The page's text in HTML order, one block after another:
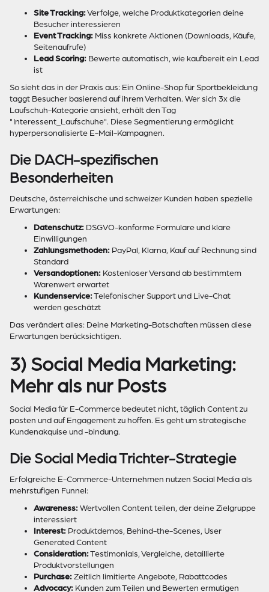
Site Tracking:Verfolge, welche Produktkategorien deine
Besucher interessieren
Event Tracking: Miss konkrete Aktionen (Downloads, Käufe,
Seitenaufrufe)
Lead Scoring: Bewerte automatisch, wie kaufbereit ein Lead
ist
So sieht das in der Praxis aus: Ein Online-Shop für Sportbekleidung
taggt Besucher basierend auf ihrem Verhalten. Wer sich 3x die
Laufschuh-Kategorie ansieht, erhält den Tag
"Interessent_Laufschuhe". Diese Segmentierung ermöglicht
hyperpersonalisierte E-Mail-Kampagnen.
Die DACH-spezifischen
Besonderheiten
Deutsche, österreichische und schweizer Kunden haben spezielle
Erwartungen:
Datenschutz: DSGVO-konforme Formulare und klare
Einwilligungen
Zahlungsmethoden: PayPal, Klarna, Kauf auf Rechnung sind
Standard
Versandoptionen: Kostenloser Versand ab bestimmtem
Warenwert erwartet
Kundenservice:Telefonischer Support und Live-Chat
werden geschätzt
Das verändert alles: Deine Marketing-Botschaften müssen diese
Erwartungen berücksichtigen.
3) Social Media Marketing:
Mehr als nur Posts
Social Media für E-Commerce bedeutet nicht, täglich Content zu
posten und auf Engagement zu hoffen. Es geht um strategische
Kundenakquise und -bindung.
Die Social Media Trichter-Strategie
Erfolgreiche E-Commerce-Unternehmen nutzen Social Media als
mehrstufigen Funnel:
Awareness: Wertvollen Content teilen, der deine Zielgruppe
interessiert
Interest: Produktdemos, Behind-the-Scenes, User
Generated Content
Consideration:Testimonials, Vergleiche, detaillierte
Produktvorstellungen
Purchase: Zeitlich limitierte Angebote, Rabattcodes
Advocacy: Kunden zum Teilen und Bewerten ermutigen